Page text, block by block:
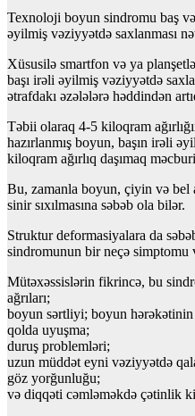
Texnoloji boyun sindromu baş
əyilmiş vəziyyətdə saxlanması
Xüsusilə smartfon və ya
başı irəli əyilmiş vəziyyətdə
ətrafdakı əzələlərə həddindən
Təbii olaraq 4-5 kiloqram
hazırlanmış boyun, başın irəli
kiloqram ağırlıq daşımaq
Bu, zamanla boyun, çiyin və bel
sinir sıxılmasına səbəb ola bilər.
Struktur deformasiyalara da
sindromunun bir neçə simptomu
Mütəxəssislərin fikrincə, bu
ağrıları;
boyun sərtliyi; boyun hərəkətinin
qolda uyuşma;
duruş problemləri;
uzun müddət eyni vəziyyətdə
göz yorğunluğu;
və diqqəti cəmləməkdə çətinlik